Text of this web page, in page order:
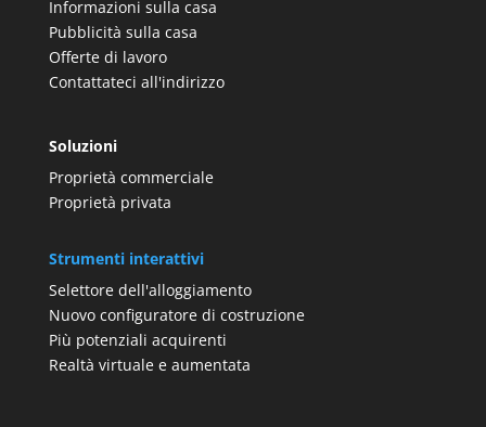
Informazioni sulla casa
Pubblicità sulla casa
Offerte di lavoro
Contattateci all'indirizzo
Soluzioni
Proprietà commerciale
Proprietà privata
Strumenti interattivi
Selettore dell'alloggiamento
Nuovo configuratore di costruzione
Più potenziali acquirenti
Realtà virtuale e aumentata